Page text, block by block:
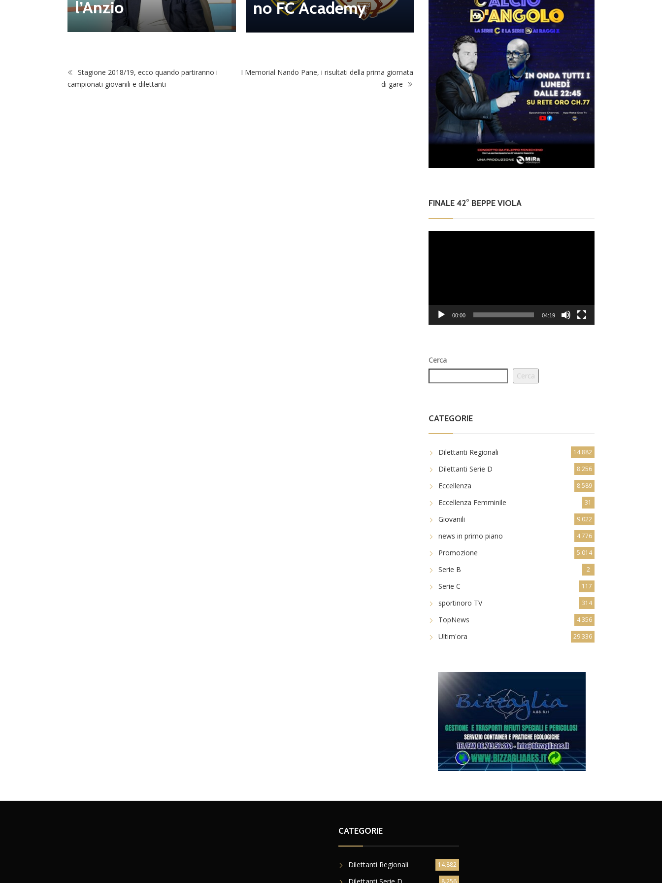
l’Anzio
no FC Academy
o si sta benissimo”
Stagione 2018/19, ecco quando partiranno i
campionati giovanili e dilettanti
I Memorial Nando Pane, i risultati della prima giornata
di gare
FINALE 42° BEPPE VIOLA
00:00 04:19
Cerca
Cerca
CATEGORIE
Dilettanti Regionali 14.882
Dilettanti Serie D 8.256
Eccellenza 8.589
Eccellenza Femminile 31
Giovanili 9.022
news in primo piano 4.776
Promozione 5.014
Serie B 2
Serie C 117
sportinoro TV 314
TopNews 4.356
Ultim'ora 29.336
CATEGORIE
Dilettanti Regionali 14.882
8.256